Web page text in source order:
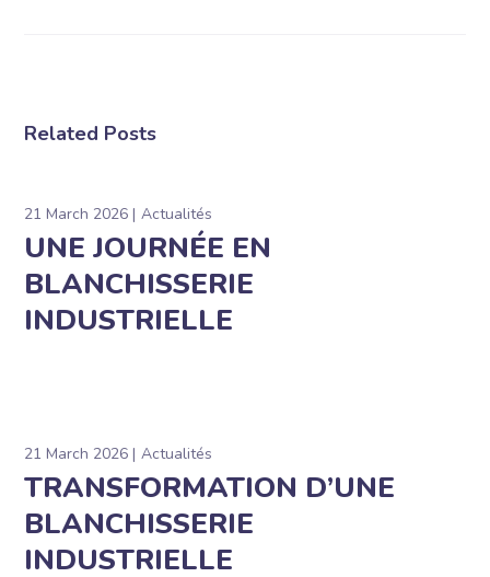
Related Posts
21 March 2026 Actualités
UNE JOURNÉE EN
BLANCHISSERIE
INDUSTRIELLE
21 March 2026 Actualités
TRANSFORMATION D’UNE
BLANCHISSERIE
INDUSTRIELLE